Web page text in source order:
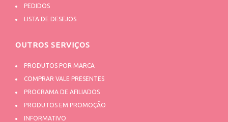
PEDIDOS
LISTA DE DESEJOS
OUTROS SERVIÇOS
PRODUTOS POR MARCA
COMPRAR VALE PRESENTES
PROGRAMA DE AFILIADOS
PRODUTOS EM PROMOÇÃO
INFORMATIVO